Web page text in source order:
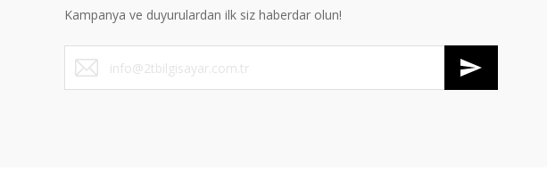
Kampanya ve duyurulardan ilk siz haberdar olun!